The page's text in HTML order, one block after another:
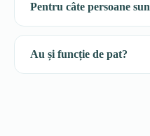
Pentru câte persoane
Au și funcție de pat?